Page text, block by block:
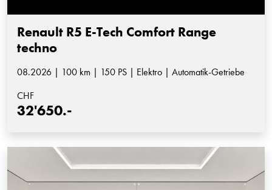
Renault R5 E-Tech Comfort Range
techno
08.2026 | 100 km | 150 PS | Elektro | Automatik-Getriebe
CHF
32'650.-